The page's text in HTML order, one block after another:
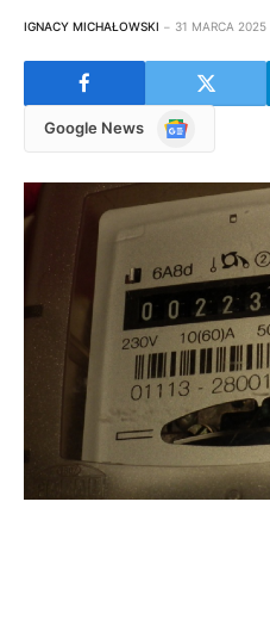
IGNACY MICHAŁOWSKI 31 MARCA 2025
Google News
Google